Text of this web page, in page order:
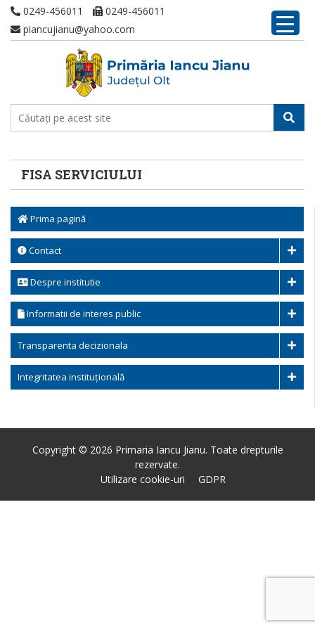
0249-456011
0249-456011
piancujianu@yahoo.com
FISA SERVICIULUI
Prima pagină
Contact
Despre institutie
Informatii de interes public
Transparenta decizionala
Integritatea instituțională
Copyright © 2026 Primaria Iancu Jianu. Toate drepturile
rezervate.
Utilizare cookie-uri
GDPR